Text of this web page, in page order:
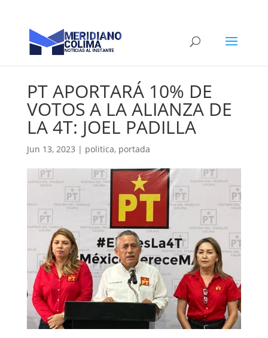
PT APORTARÁ 10% DE
VOTOS A LA ALIANZA DE
LA 4T: JOEL PADILLA
Jun 13, 2023 | politica, portada